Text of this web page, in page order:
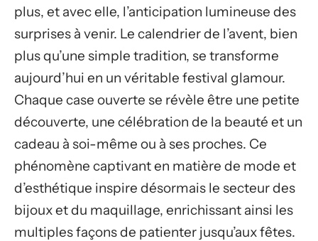
plus, et avec elle, l’anticipation lumineuse des
surprises à venir. Le calendrier de l’avent, bien
plus qu’une simple tradition, se transforme
aujourd’hui en un véritable festival glamour.
Chaque case ouverte se révèle être une petite
découverte, une célébration de la beauté et un
cadeau à soi-même ou à ses proches. Ce
phénomène captivant en matière de mode et
d’esthétique inspire désormais le secteur des
bijoux et du maquillage, enrichissant ainsi les
multiples façons de patienter jusqu’aux fêtes.